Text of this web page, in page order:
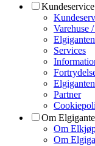
Kundeservice
Varehuse
Services
Partner
Om
Om
Om